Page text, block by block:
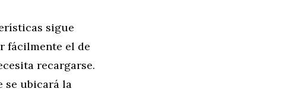
sigue
fácilmente el de
recargarse.
se ubicará la